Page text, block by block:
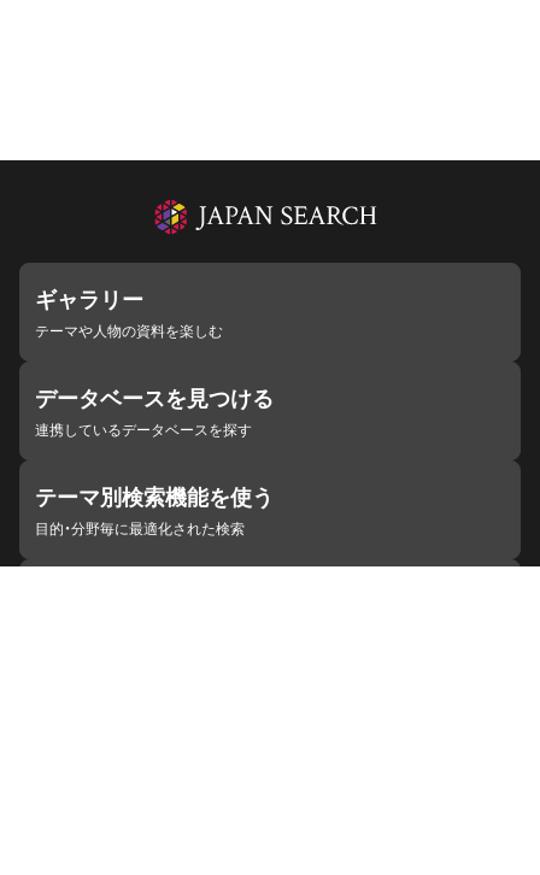
ギャラリー
テーマや人物の資料を楽しむ
データベースを見つける
連携しているデータベースを探す
テーマ別検索機能を使う
目的・分野毎に最適化された検索